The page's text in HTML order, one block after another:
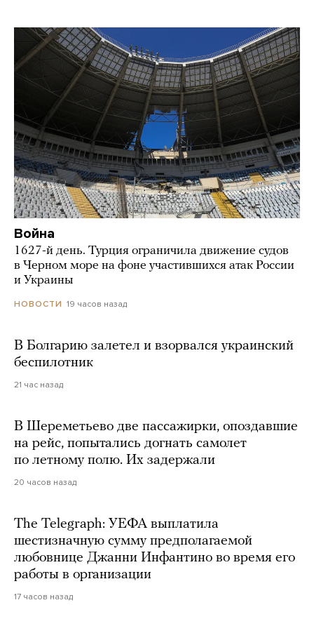
Война
1627-й день. Турция ограничила движение судов
в Черном море на фоне участившихся атак России
и Украины
НОВОСТИ 19 часов назад
В Болгарию залетел и взорвался украинский
беспилотник
21 час назад
В Шереметьево две пассажирки, опоздавшие
на рейс, попытались догнать самолет
по летному полю. Их задержали
20 часов назад
The Telegraph: УЕФА выплатила
шестизначную сумму предполагаемой
любовнице Джанни Инфантино во время его
работы в организации
17 часов назад